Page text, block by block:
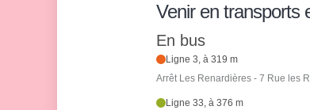
Venir en transports
En bus
Ligne 3, à 319 m
Arrêt Les Renardières - 7 Rue les
Ligne 33, à 376 m